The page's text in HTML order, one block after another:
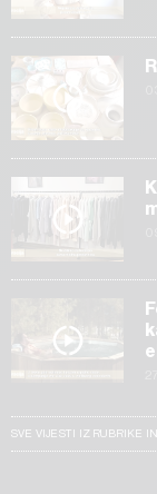
SVE VIJESTI IZ RUBRIKE